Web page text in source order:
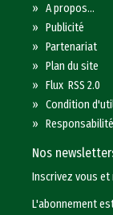
»A propos...
»Publicité
»Partenariat
»Plan du site
»Flux RSS 2.0
»Condition
»Responsabilité
Nos
Inscrivez vous
L'abonnement